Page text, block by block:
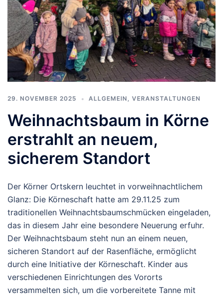
29. NOVEMBER 2025 ALLGEMEIN , VERANSTALTUNGEN
Weihnachtsbaum in Körne
erstrahlt an neuem,
sicherem Standort
Der Körner Ortskern leuchtet in vorweihnachtlichem
Glanz: Die Körneschaft hatte am 29.11.25 zum
traditionellen Weihnachtsbaumschmücken eingeladen,
das in diesem Jahr eine besondere Neuerung erfuhr.
Der Weihnachtsbaum steht nun an einem neuen,
sicheren Standort auf der Rasenfläche, ermöglicht
durch eine Initiative der Körneschaft. Kinder aus
verschiedenen Einrichtungen des Vororts
versammelten sich, um die vorbereitete Tanne mit